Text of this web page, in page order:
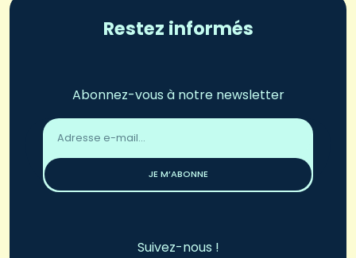
Restez informés
Abonnez-vous à notre newsletter
Adresse
email
JE M’ABONNE
Suivez-nous !